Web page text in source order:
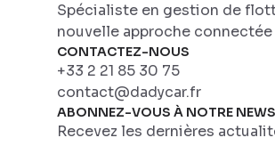
Spécialiste en gestion de
nouvelle approche
CONTACTEZ-NOUS
+33 2 21 85 30 75
contact@dadycar.fr
ABONNEZ-VOUS À NOTRE
Recevez les dernières